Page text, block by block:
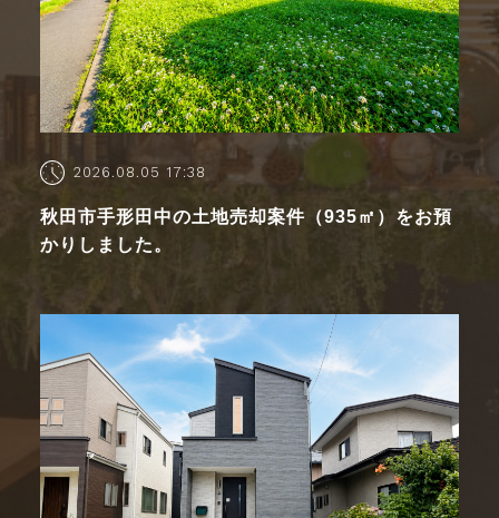
2026.08.05 17:38
秋田市手形田中の土地売却案件（935㎡）をお預
かりしました。